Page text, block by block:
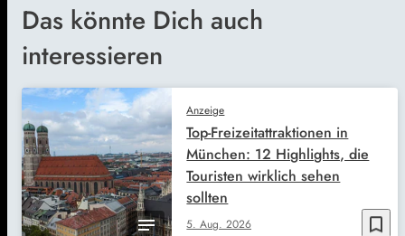
Das könnte Dich auch
interessieren
bookmark_border
Anzeige
5. Aug. 2026
Top-Freizeitattraktionen in
München: 12 Highlights, die
Touristen wirklich sehen
sollten